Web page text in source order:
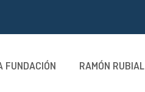
FUNDACIÓN RAMÓN RUBIAL